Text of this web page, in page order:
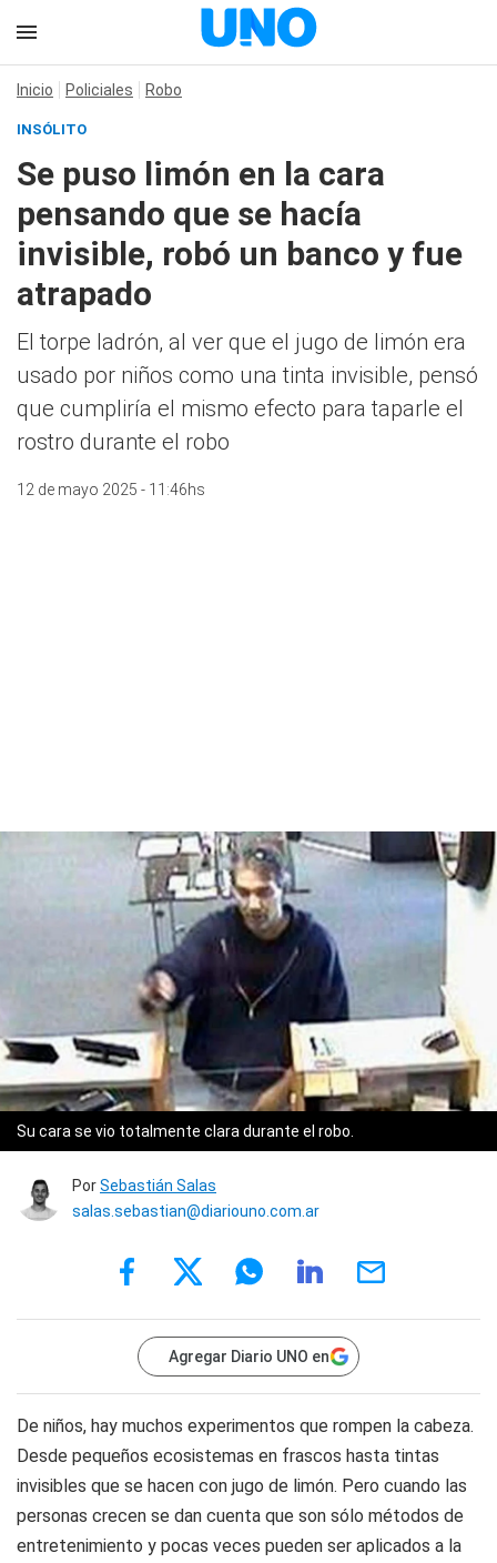
Inicio Policiales Robo
INSÓLITO
Se puso limón en la cara
pensando que se hacía
invisible, robó un banco y fue
atrapado
El torpe ladrón, al ver que el jugo de limón era
usado por niños como una tinta invisible, pensó
que cumpliría el mismo efecto para taparle el
rostro durante el robo
12 de mayo 2025 - 11:46hs
Su cara se vio totalmente clara durante el robo.
PorSebastián Salas
salas.sebastian@diariouno.com.ar
Agregar Diario UNO en
De niños, hay muchos experimentos que rompen la cabeza.
Desde pequeños ecosistemas en frascos hasta tintas
invisibles que se hacen con jugo de limón. Pero cuando las
personas crecen se dan cuenta que son sólo métodos de
entretenimiento y pocas veces pueden ser aplicados a la